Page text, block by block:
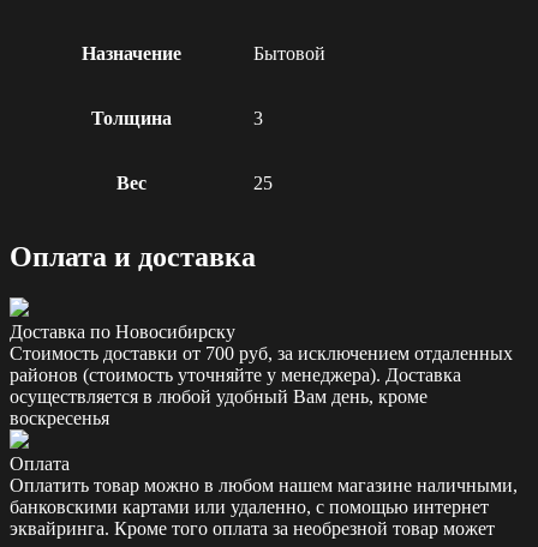
Назначение Бытовой
Толщина 3
Вес 25
Оплата и доставка
Доставка по Новосибирску
Стоимость доставки от 700 руб, за исключением отдаленных
районов (стоимость уточняйте у менеджера). Доставка
осуществляется в любой удобный Вам день, кроме
воскресенья
Оплата
Оплатить товар можно в любом нашем магазине наличными,
банковскими картами или удаленно, с помощью интернет
эквайринга. Кроме того оплата за необрезной товар может